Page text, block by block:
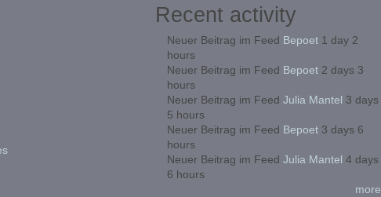
Recent activity
Neuer Beitrag im Feed Bepoet1 day 2
hours
Neuer Beitrag im Feed Bepoet2 days 3
hours
Neuer Beitrag im Feed Julia Mantel 3 days
5 hours
Neuer Beitrag im Feed Bepoet3 days 6
hours
Neuer Beitrag im Feed Julia Mantel 4 days
6 hours
more